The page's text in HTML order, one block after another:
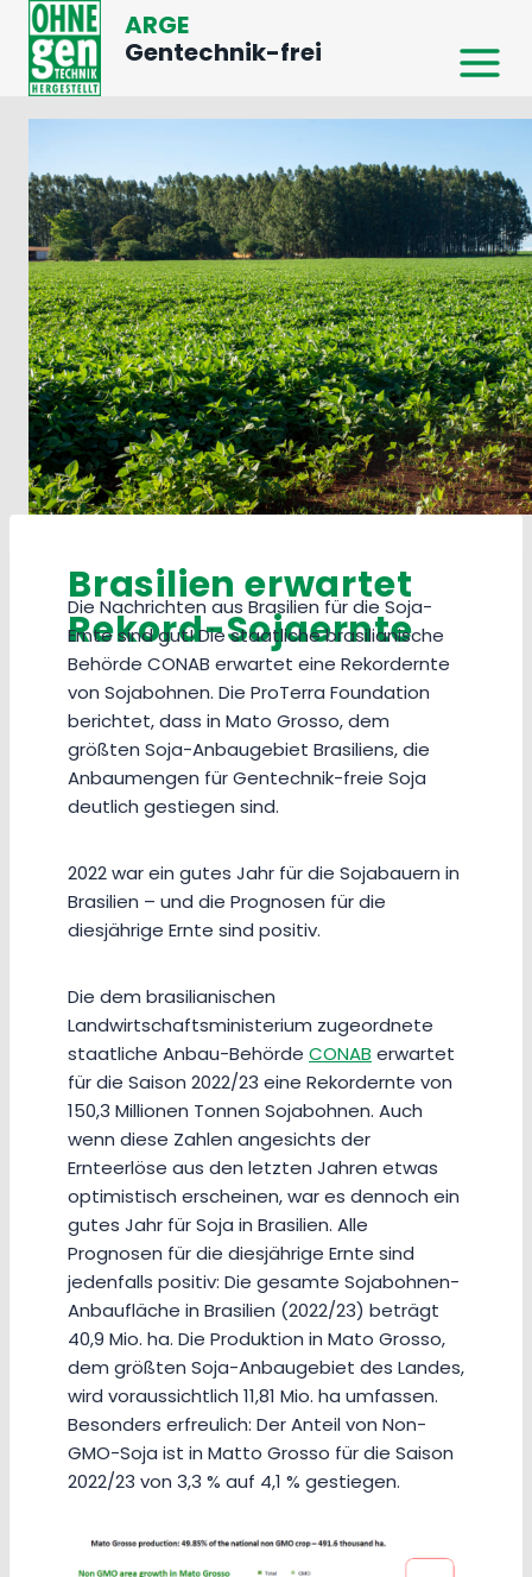
Zum
Inhalt
springen
ARGE
Gentechnik-frei
Brasilien erwartet
Rekord-Sojaernte
Die Nachrichten aus Brasilien für die Soja-
Ernte sind gut! Die staatliche brasilianische
Behörde CONAB erwartet eine Rekordernte
von Sojabohnen. Die ProTerra Foundation
berichtet, dass in Mato Grosso, dem
größten Soja-Anbaugebiet Brasiliens, die
Anbaumengen für Gentechnik-freie Soja
deutlich gestiegen sind.
2022 war ein gutes Jahr für die Sojabauern in
Brasilien – und die Prognosen für die
diesjährige Ernte sind positiv.
Die dem brasilianischen
Landwirtschaftsministerium zugeordnete
staatliche Anbau-Behörde CONAB erwartet
für die Saison 2022/23 eine Rekordernte von
150,3 Millionen Tonnen Sojabohnen. Auch
wenn diese Zahlen angesichts der
Ernteerlöse aus den letzten Jahren etwas
optimistisch erscheinen, war es dennoch ein
gutes Jahr für Soja in Brasilien. Alle
Prognosen für die diesjährige Ernte sind
jedenfalls positiv: Die gesamte Sojabohnen-
Anbaufläche in Brasilien (2022/23) beträgt
40,9 Mio. ha. Die Produktion in Mato Grosso,
dem größten Soja-Anbaugebiet des Landes,
wird voraussichtlich 11,81 Mio. ha umfassen.
Besonders erfreulich: Der Anteil von Non-
GMO-Soja ist in Matto Grosso für die Saison
2022/23 von 3,3 % auf 4,1 % gestiegen.